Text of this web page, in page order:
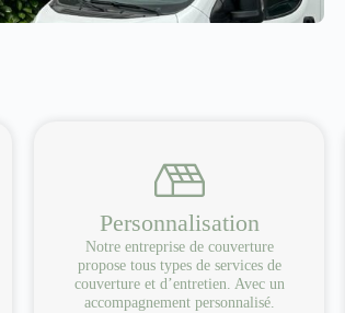
Personnalisation
Notre entreprise de couverture
propose tous types de services de
couverture et d’entretien. Avec un
accompagnement personnalisé.